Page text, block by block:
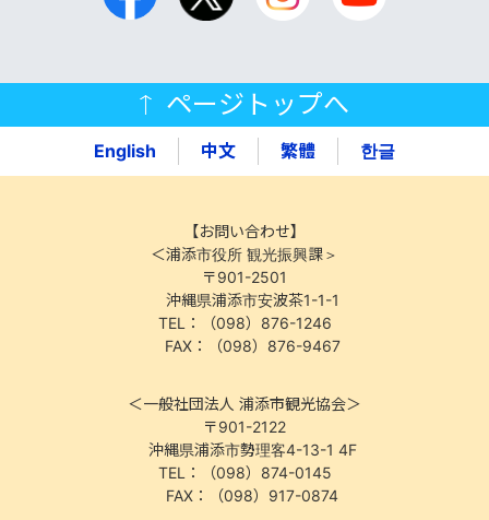
ページトップへ
English 中文 繁體 한글
【お問い合わせ】
＜浦添市役所 観光振興課＞
〒901-2501
沖縄県浦添市安波茶1-1-1
TEL：（098）876-1246
FAX：（098）876-9467
＜一般社団法人 浦添市観光協会＞
〒901-2122
沖縄県浦添市勢理客4-13-1 4F
TEL：（098）874-0145
FAX：（098）917-0874